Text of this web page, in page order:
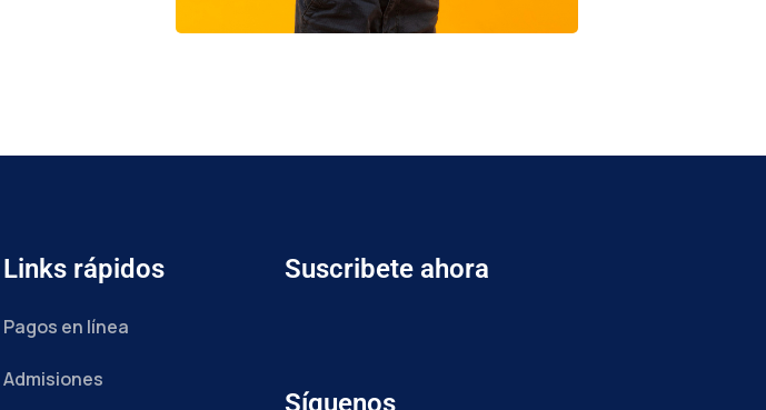
Links rápidos
Pagos en línea
Admisiones
Suscribete ahora
Síguenos